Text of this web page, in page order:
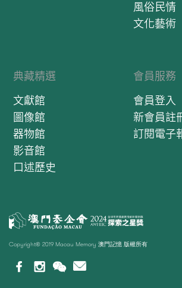
風俗民情
文化藝術
典藏精選
文獻館
圖像館
器物館
影音館
口述歷史
會員服務
會員登入
新會員註
訂閱電子
Copyright© 2019 Macau Memory 澳門記憶 版權所有